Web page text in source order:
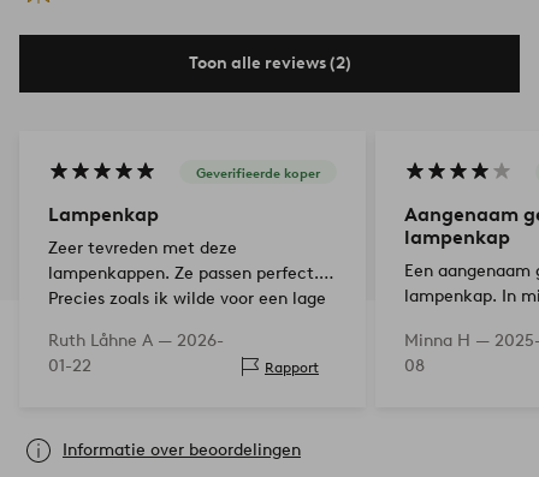
Toon alle reviews (2)
Geverifieerde koper
Lampenkap
Zeer tevreden met deze
lampenkappen. Ze passen perfect.
Precies zoals ik wilde voor een lage
zijn gemaakt. Bedankt.
Ruth Låhne A — 2026-
01-22
Rapport
Aangenaam
lampenkap
Een
lampenkap. In
sfeer. De
Minna H —
08
Informatie over beoordelingen